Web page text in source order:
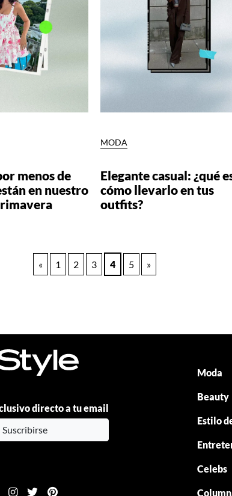
menos de
en nuestro
MODA
Elegante casual: ¿qué
cómo llevarlo en tus
outfits?
« 1 2 3 4 5 »
directo a tu email
Suscribirse
Moda
Beauty
Estilo
Celebs